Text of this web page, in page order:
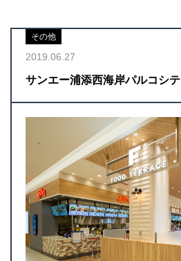
事業・サービス
実績事例
お知らせ
採用情報
その他
2019.06.27
サンエー浦添西海岸パルコシ